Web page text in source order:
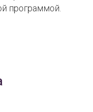
программой.